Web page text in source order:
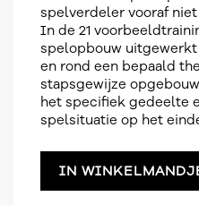
spelverdeler vooraf
In de 21
spelopbouw uitgewerkt
en rond een bepaald
stapsgewijze
het specifiek gedeelte
spelsituatie op het
IN